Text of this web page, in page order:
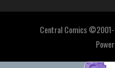
Central Comics